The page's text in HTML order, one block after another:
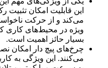
این قابلیت امکان
می‌کند و از حرکت
ویژه در محیط‌های کاری که
بسیار حائز اهمیت است.
چرخ‌های پیچ دار امکان
می‌کنند. این ویژگی به